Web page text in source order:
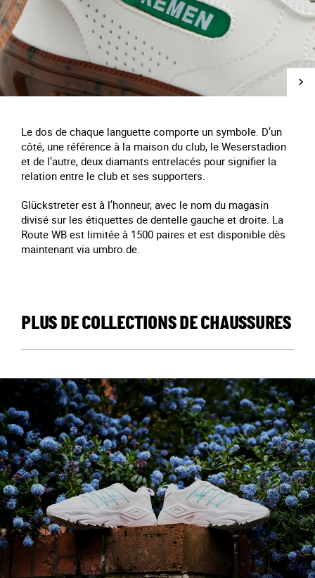
Le dos de chaque languette comporte un symbole. D’un
côté, une référence à la maison du club, le Weserstadion
et de l’autre, deux diamants entrelacés pour signifier la
relation entre le club et ses supporters.
Glückstreter est à l’honneur, avec le nom du magasin
divisé sur les étiquettes de dentelle gauche et droite. La
Route WB est limitée à 1500 paires et est disponible dès
maintenant via umbro.de.
PLUS DE COLLECTIONS DE CHAUSSURES